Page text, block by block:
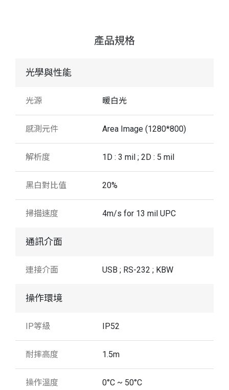
產品規格
光學與性能
光源 暖白光
感測元件 Area Image (1280*800)
解析度 1D : 3 mil ; 2D : 5 mil
黑白對比值 20%
掃描速度 4m/s for 13 mil UPC
通訊介面
連接介面 USB ; RS-232 ; KBW
操作環境
IP等級 IP52
耐摔高度 1.5m
操作溫度 0°C ~ 50°C